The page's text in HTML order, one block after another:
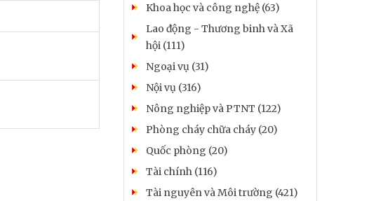
Khoa học và công nghệ (63)
Lao động - Thương binh và Xã
hội (111)
Ngoại vụ (31)
Nội vụ (316)
Nông nghiệp và PTNT (122)
Phòng cháy chữa cháy (20)
Quốc phòng (20)
Tài chính (116)
Tài nguyên và Môi trường (421)